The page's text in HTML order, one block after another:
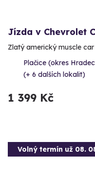
Jízda v Chevrolet
Zlatý americký muscle
Plačice (okres
(+ 6 dalších lokalit)
1 399 Kč
Volný termín už 08.